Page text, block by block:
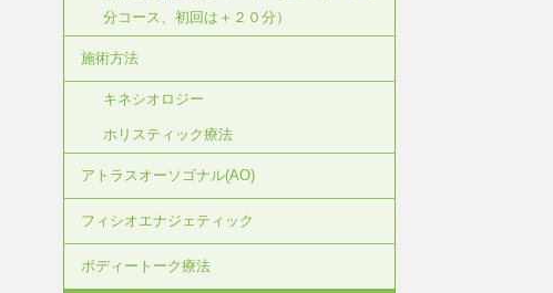
分コース、初回は＋２０分）
施術方法
キネシオロジー
ホリスティック療法
アトラスオーソゴナル(AO)
フィシオエナジェティック
ボディートーク療法